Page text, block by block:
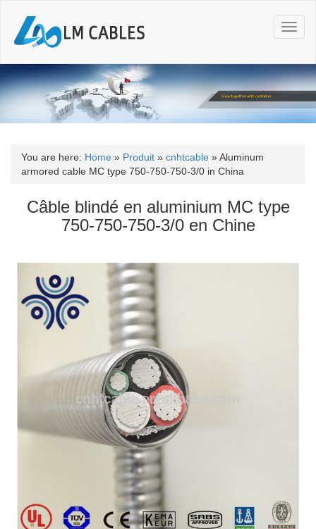
T
o
g
l
n
a
i
You are here: Home » Produit » cnhtcable »Aluminum
armored cable MC type 750-750-750-3/0 in China
Câble blindé en aluminium MC type
750-750-750-3/0 en Chine